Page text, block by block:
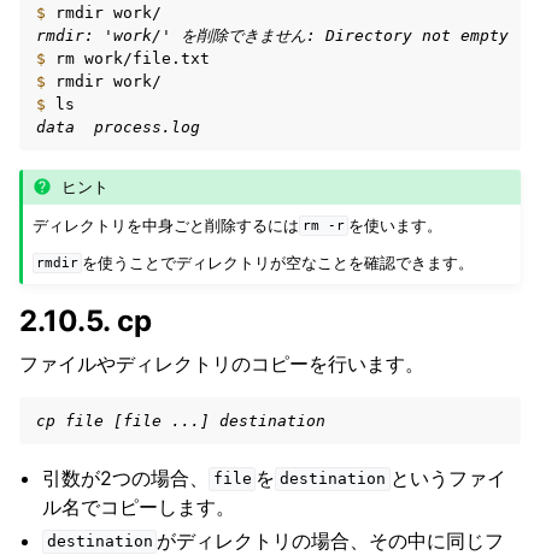
$
rmdir
rmdir: 'work/' を削除できません: Directory not empty
$
rm
$
rmdir
$
data  process.log
ヒント
ディレクトリを中身ごと削除するには rm -r を使います。
rmdir を使うことでディレクトリが空なことを確認できます。
2.10.5. cp
ファイルやディレクトリのコピーを行います。
cp file [file ...] destination
引数が2つの場合、 file を destination というファイ
ル名でコピーします。
destination がディレクトリの場合、その中に同じフ